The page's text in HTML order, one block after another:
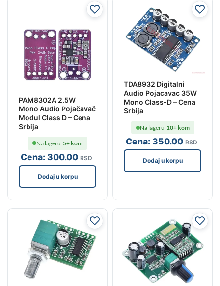
PAM8302A 2.5W
Mono Audio Pojačavač
Modul Class D – Cena
Srbija
Cena:300.00 RSD
Na lageru 5+ kom
Dodaj u korpu
TDA8932 Digitalni
Audio Pojacavac 35W
Mono Class-D – Cena
Srbija
Cena:350.00 RSD
Na lageru 10+ kom
Dodaj u korpu